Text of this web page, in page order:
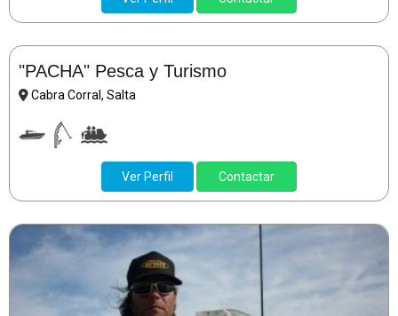
"PACHA" Pesca y Turismo
Cabra Corral, Salta
Ver Perfil Contactar